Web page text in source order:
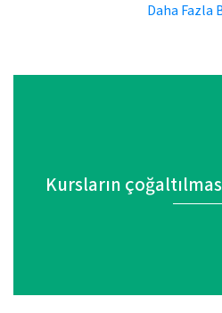
Daha Fazla
Kursların